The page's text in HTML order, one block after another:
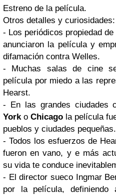
Estreno de la película.
Otros detalles y curiosidades:
- Los periódicos propiedad
anunciaron la película y
difamación contra Welles.
- Muchas salas de cine
película por miedo a las
Hearst.
- En las grandes ciudades
YorkoChicago la película
pueblos y ciudades pequeñas.
- Todos los esfuerzos de
fueron en vano, y e más
su vida te conduce
- El director sueco Ingmar
por la película, definiendo